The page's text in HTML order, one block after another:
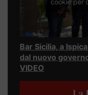
cookie per
Bar Sicilia, a
dal nuovo
VIDEO